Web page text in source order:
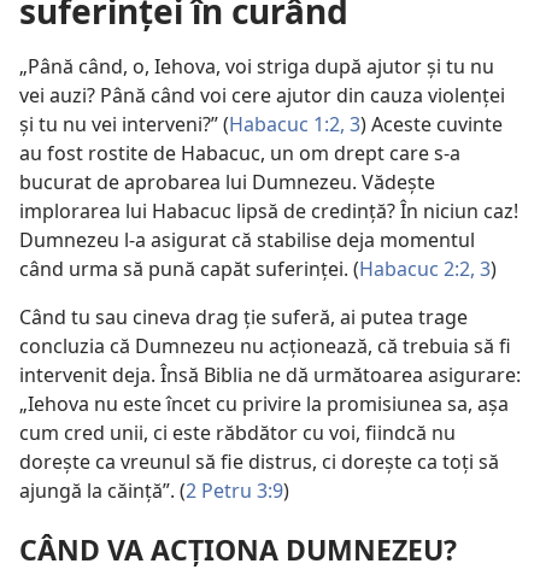
suferinței în curând
„Până când, o, Iehova, voi striga după ajutor și tu nu
vei auzi? Până când voi cere ajutor din cauza violenței
și tu nu vei interveni?” (Habacuc 1:2, 3) Aceste cuvinte
au fost rostite de Habacuc, un om drept care s-a
bucurat de aprobarea lui Dumnezeu. Vădește
implorarea lui Habacuc lipsă de credință? În niciun caz!
Dumnezeu l-a asigurat că stabilise deja momentul
când urma să pună capăt suferinței. (Habacuc 2:2, 3)
Când tu sau cineva drag ție suferă, ai putea trage
concluzia că Dumnezeu nu acționează, că trebuia să fi
intervenit deja. Însă Biblia ne dă următoarea asigurare:
„Iehova nu este încet cu privire la promisiunea sa, așa
cum cred unii, ci este răbdător cu voi, fiindcă nu
dorește ca vreunul să fie distrus, ci dorește ca toți să
ajungă la căință”. (2 Petru 3:9)
CÂND VA ACȚIONA DUMNEZEU?